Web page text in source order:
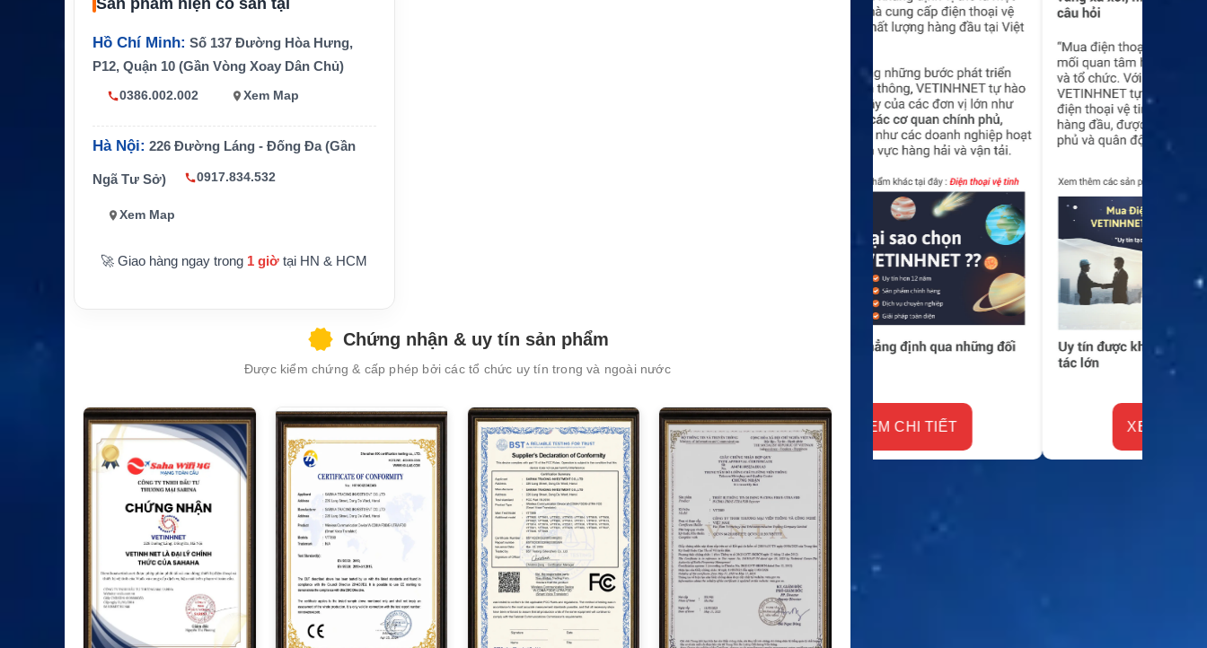
Dữ liệu
Phút thoại Không bao gồm sẵn
Hệ thống tương thích
X-100
Ứng dụng
Internet vệ tinh hàng hải
cho tàu biển
Hồ Chí Minh: Số 137 Đường Hòa Hưng,
P12, Quận 10 (Gần Vòng Xoay Dân Chủ)
0386.002.002 Xem Map
Hà Nội: 226 Đường Láng - Đống Đa (Gần
Ngã Tư Sở) 0917.834.532
Xem Map
🚀 Giao hàng ngay trong 1 giờ tại HN & HCM
Chứng nhận & uy tín sản phẩm
Được kiểm chứng & cấp phép bởi các tổ chức uy tín trong và ngoài nước
XEM CHI TIẾT XEM CHI TIẾT XEM CHI TIẾT